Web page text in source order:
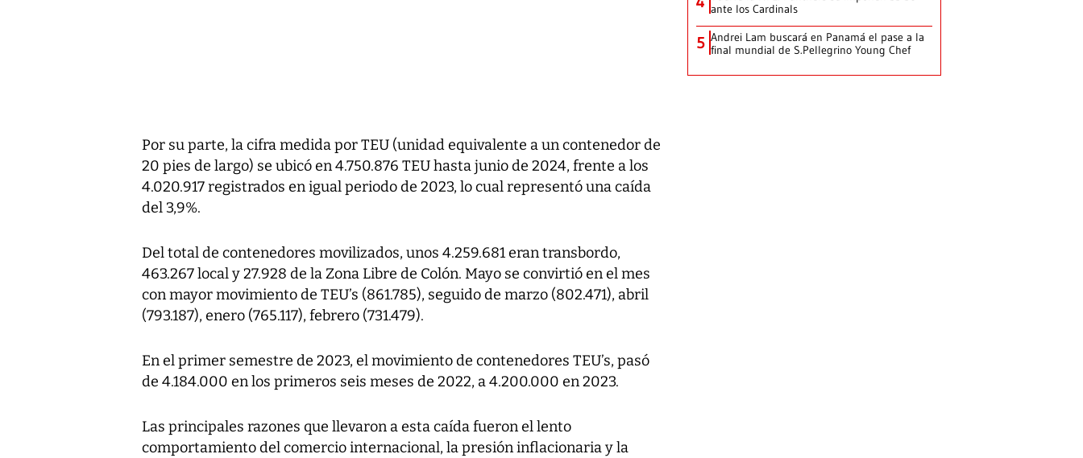
Por su parte, la cifra medida por TEU (unidad equivalente a un contenedor de
20 pies de largo) se ubicó en 4.750.876 TEU hasta junio de 2024, frente a los
4.020.917 registrados en igual periodo de 2023, lo cual representó una caída
del 3,9%.
Del total de contenedores movilizados, unos 4.259.681 eran transbordo,
463.267 local y 27.928 de la Zona Libre de Colón. Mayo se convirtió en el mes
con mayor movimiento de TEU’s (861.785), seguido de marzo (802.471), abril
(793.187), enero (765.117), febrero (731.479).
En el primer semestre de 2023, el movimiento de contenedores TEU’s, pasó
de 4.184.000 en los primeros seis meses de 2022, a 4.200.000 en 2023.
Las principales razones que llevaron a esta caída fueron el lento
comportamiento del comercio internacional, la presión inflacionaria y la
ante los Cardinals
5 Andrei Lam buscará en Panamá el pase a la
final mundial de S.Pellegrino Young Chef